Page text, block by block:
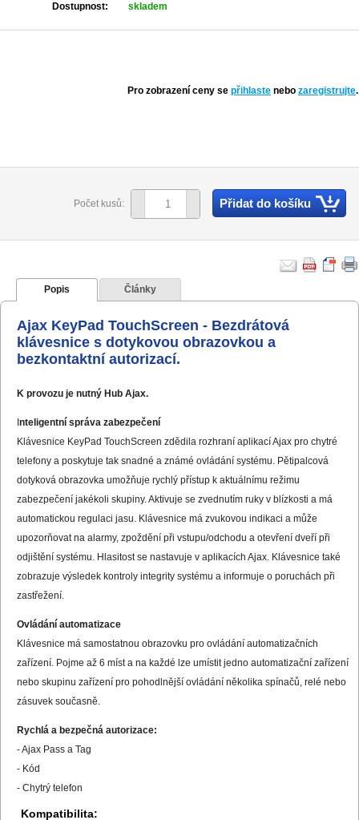
Dostupnost: skladem
Pro zobrazení ceny se přihlaste nebo zaregistrujte.
Počet kusů: Přidat do košíku
Popis Články
Ajax KeyPad TouchScreen - Bezdrátová
klávesnice s dotykovou obrazovkou a
bezkontaktní autorizací.
K provozu je nutný Hub Ajax.
Inteligentní správa zabezpečení
Klávesnice KeyPad TouchScreen zdědila rozhraní aplikací Ajax pro chytré
telefony a poskytuje tak snadné a známé ovládání systému. Pětipalcová
dotyková obrazovka umožňuje rychlý přístup k aktuálnímu režimu
zabezpečení jakékoli skupiny. Aktivuje se zvednutím ruky v blízkosti a má
automatickou regulaci jasu. Klávesnice má zvukovou indikaci a může
upozorňovat na alarmy, zpoždění při vstupu/odchodu a otevření dveří při
odjištění systému. Hlasitost se nastavuje v aplikacích Ajax. Klávesnice také
zobrazuje výsledek kontroly integrity systému a informuje o poruchách při
zastřežení.
Ovládání automatizace
Klávesnice má samostatnou obrazovku pro ovládání automatizačních
zařízení. Pojme až 6 míst a na každé lze umístit jedno automatizační zařízení
nebo skupinu zařízení pro pohodlnější ovládání několika spínačů, relé nebo
zásuvek současně.
Rychlá a bezpečná autorizace:
- Ajax Pass a Tag
- Kód
- Chytrý telefon
Kompatibilita: